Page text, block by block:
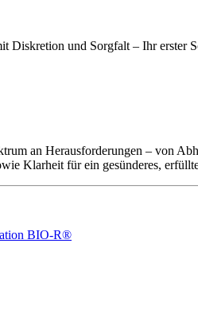
Diskretion und Sorgfalt – Ihr erster
an Herausforderungen – von
Klarheit für ein gesünderes,
BIO-R®